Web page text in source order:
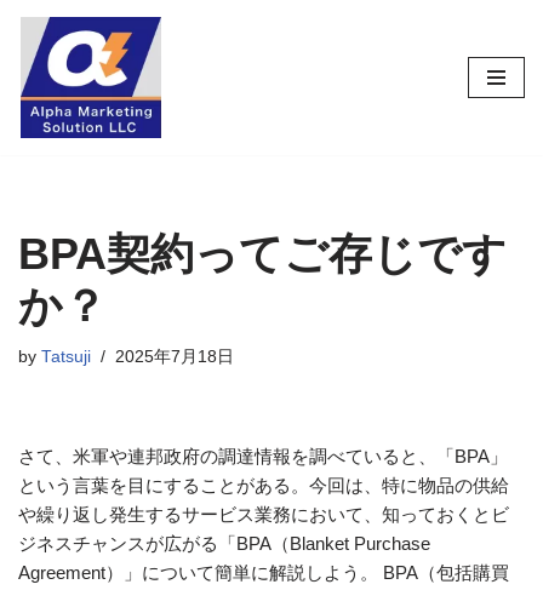
コ
ン
テ
ス
キ
ッ
プ
BPA契約ってご存じです
か？
by Tatsuji 2025年7月18日
さて、米軍や連邦政府の調達情報を調べていると、「BPA」
という言葉を目にすることがある。今回は、特に物品の供給
や繰り返し発生するサービス業務において、知っておくとビ
ジネスチャンスが広がる「BPA（Blanket Purchase
Agreement）」について簡単に解説しよう。 BPA（包括購買